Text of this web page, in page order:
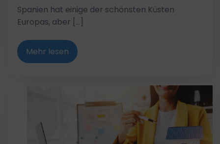
Spanien hat einige der schönsten Küsten
Europas, aber […]
Mehr lesen